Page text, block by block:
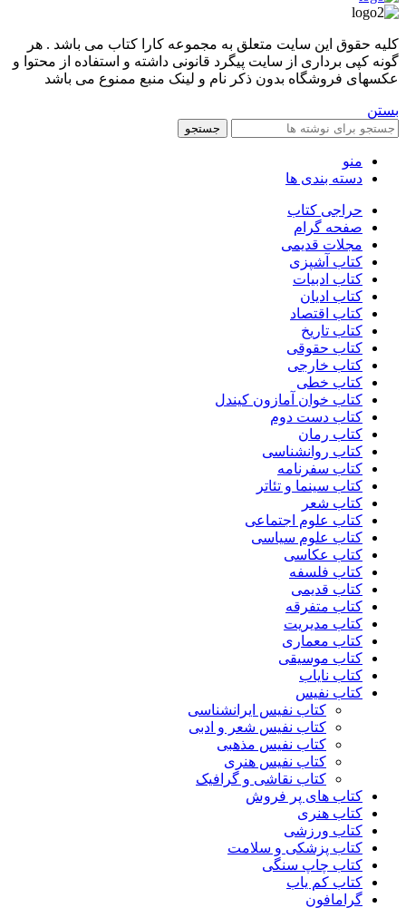
کليه حقوق اين سايت متعلق به مجموعه کارا کتاب می باشد . هر
گونه کپی برداری از سایت پیگرد قانونی داشته و استفاده از محتوا و
عکسهای فروشگاه بدون ذکر نام و لینک منبع ممنوع می باشد
بستن
جستجو
منو
دسته بندی ها
حراجی کتاب
صفحه گرام
مجلات قدیمی
کتاب آشپزی
کتاب ادبیات
کتاب ادیان
کتاب اقتصاد
کتاب تاریخ
کتاب حقوقی
کتاب خارجی
کتاب خطی
کتاب خوان آمازون کیندل
کتاب دست دوم
کتاب رمان
کتاب روانشناسی
کتاب سفرنامه
کتاب سینما و تئاتر
کتاب شعر
کتاب علوم اجتماعی
کتاب علوم سیاسی
کتاب عکاسی
کتاب فلسفه
کتاب قدیمی
کتاب متفرقه
کتاب مدیریت
کتاب معماری
کتاب موسیقی
کتاب نایاب
کتاب نفیس
کتاب نفیس ایرانشناسی
کتاب نفیس شعر و ادبی
کتاب نفیس مذهبی
کتاب نفیس هنری
کتاب نقاشی و گرافیک
کتاب های پر فروش
کتاب هنری
کتاب ورزشی
کتاب پزشکی و سلامت
کتاب چاپ سنگی
کتاب کم یاب
گرامافون